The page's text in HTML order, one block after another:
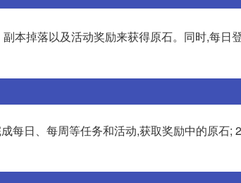
本掉落以及活动奖励来获得原石。同时,每日
每日、每周等任务和活动,获取奖励中的原石;